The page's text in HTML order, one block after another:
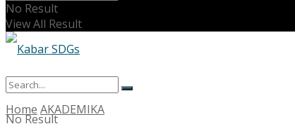
No Result
View All Result
No Result
Home AKADEMIKA